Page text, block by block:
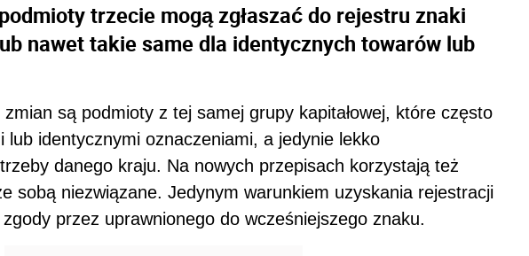
trzecie mogą zgłaszać do rejestru znaki
nawet takie same dla identycznych towarów lub
zmian są podmioty z tej samej grupy kapitałowej, które często
lub identycznymi oznaczeniami, a jedynie lekko
danego kraju. Na nowych przepisach korzystają też
sobą niezwiązane. Jedynym warunkiem uzyskania rejestracji
przez uprawnionego do wcześniejszego znaku.